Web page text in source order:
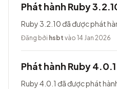
Phát hành Ruby
Ruby 3.2.10 đã được phát
Đăng bởi hsbt vào 14 Jan 2026
Phát hành Ruby 4.0.1
Ruby 4.0.1 đã được phát